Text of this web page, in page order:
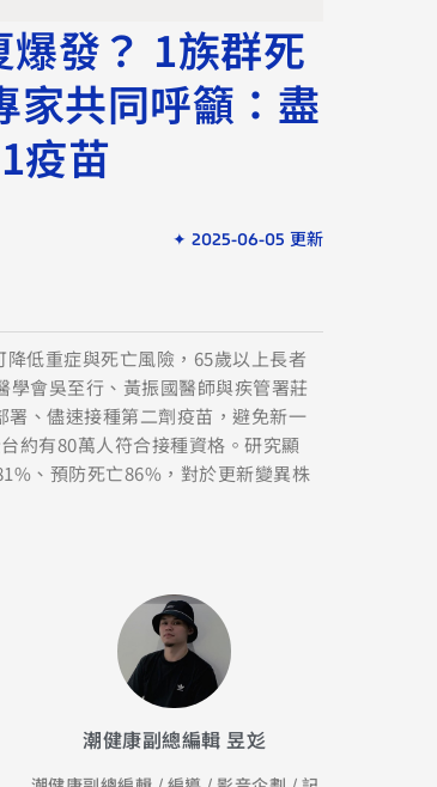
發？ 1族群死
家共同呼籲：盡
疫苗
✦ 2025-06-05 更新
低重症與死亡風險，65歲以上長者
學會吳至行、黃振國醫師與疾管署莊
署、儘速接種第二劑疫苗，避免新一
約有80萬人符合接種資格。研究顯
、預防死亡86%，對於更新變異株
潮健康副總編輯 昱彣